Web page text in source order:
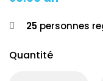
25 personnes
Quantité